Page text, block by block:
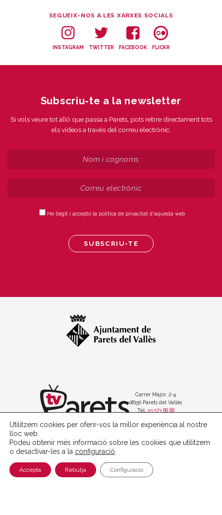
SEGUEIX-NOS A LES XARXES SOCIALS
INSTAGRAM TWITTER FACEBOOK FLICKR
Subscriu-te a la newsletter
Si vols veure tot allò que passa a Parets, pots rebre directament tots
els vídeos a través del correu electrònic.
He llegit i accepto la política de privacitat d'aquesta web
Carrer Major, 2-4
08150 Parets del Vallès
Tel. 93 573 88 88
Avís legal
Política de cookies
Utilitzem cookies per oferir-vos la millor experiència al nostre
lloc web.
Podeu obtenir més informació sobre les cookies que utilitzem
o desactivar-les a la configuració
Accepta Rebutja Configuració